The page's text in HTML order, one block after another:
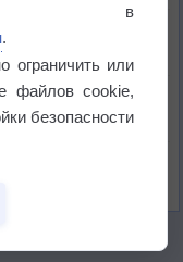
волны тепла
на ареал обитания
в
.
ограничить или
файлов cookie,
безопасности